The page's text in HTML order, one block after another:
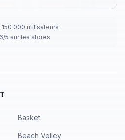
150 000 utilisateurs
5 sur les stores
Basket
Beach Volley